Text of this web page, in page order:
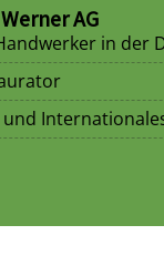
AG
in der